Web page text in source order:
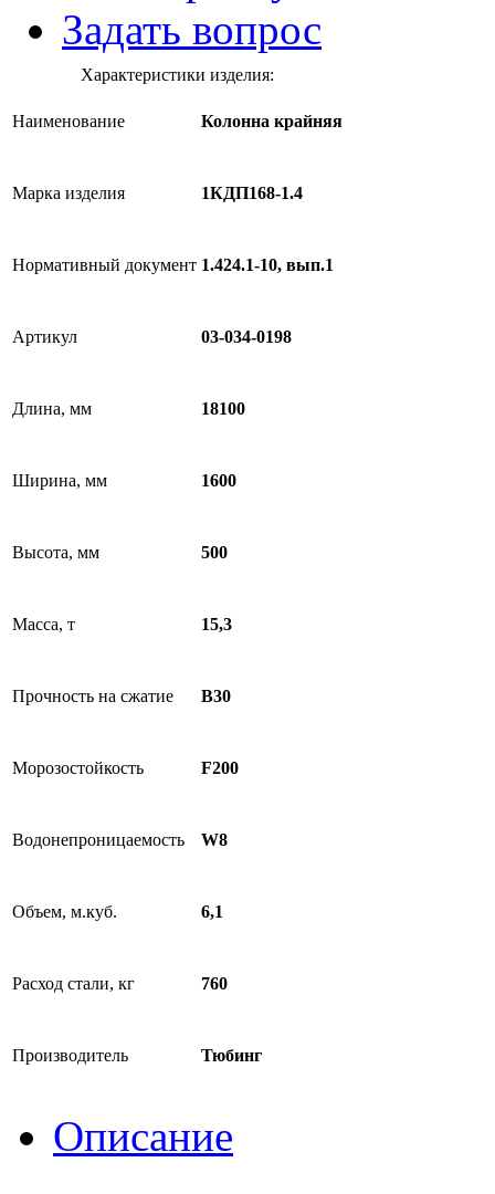
Задать вопрос
Характеристики изделия:
Наименование Колонна крайняя
Марка изделия 1КДП168-1.4
Нормативный документ 1.424.1-10, вып.1
Артикул 03-034-0198
Длина, мм 18100
Ширина, мм 1600
Высота, мм 500
Масса, т 15,3
Прочность на сжатие B30
Морозостойкость F200
Водонепроницаемость W8
Объем, м.куб. 6,1
Расход стали, кг 760
Производитель Тюбинг
Описание